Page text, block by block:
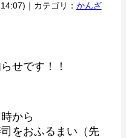
｜カテゴリ： かんざ
せです！！
時から
をおふるまい（先